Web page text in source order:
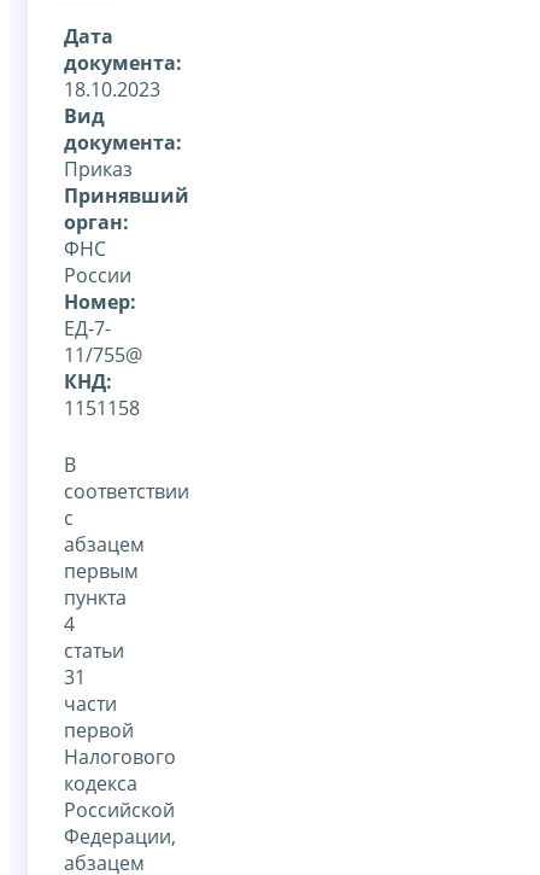
Дата
документа:
18.10.2023
Вид
документа:
Приказ
Принявший
орган:
ФНС
России
Номер:
ЕД-7-
11/755@
КНД:
1151158
В
соответствии
с
абзацем
первым
пункта
4
статьи
31
части
первой
Налогового
кодекса
Российской
Федерации,
абзацем